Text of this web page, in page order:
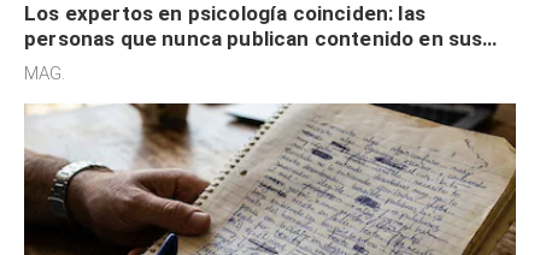
Los expertos en psicología coinciden: las
personas que nunca publican contenido en sus
redes sociales no pretenden buscar validación
MAG.